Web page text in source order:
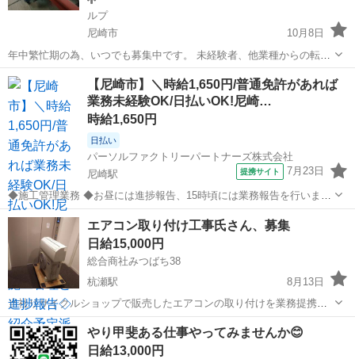
ルプ
尼崎市
10月8日
年中繁忙期の為、いつでも募集中です。 未経験者、他業種からの転職
者大募集。 お問い合わせは ショートメールでご連絡下さい。 ショー
トメール以外でのお問い合わせは 返信出来ませんので。 別注建築物の
オーダー...
兵庫 その他 ショートメール
【尼崎市】＼時給1,650円/普通免許があれば
業務未経験OK/日払いOK!尼崎…
時給1,650円
日払い
パーソルファクトリーパートナーズ株式会社
尼崎駅
提携サイト 7月23日
◆施工管理業務 ◆お昼には進捗報告、15時頃には業務報告を行いま
す。 ◆現場で施工管理を行い、荷受け対応やお客様対応をします。 ◆
普通自動車免許があれば未経験でもOK! ※北海道から沖縄まで、全国
各地へ出張します。 ◆紹介...
兵庫 尼崎市 その他
エアコン取り付け工事氏さん、募集
日給15,000円
総合商社みつばち38
杭瀬駅
8月13日
当社リサイクルショップで販売したエアコンの取り付けを業務提携し
てくれる人を募集。電気工事氏大募集です。標準工事費用とかを明記
の上、ご連絡くださいませ。
兵庫 尼崎市 杭瀬駅 その他
やり甲斐ある仕事やってみませんか😊
日給13,000円